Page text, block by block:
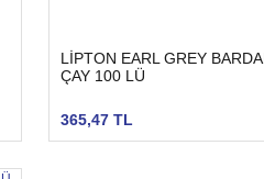
LİPTON EARL GREY
ÇAY 100 LÜ
365,47 TL